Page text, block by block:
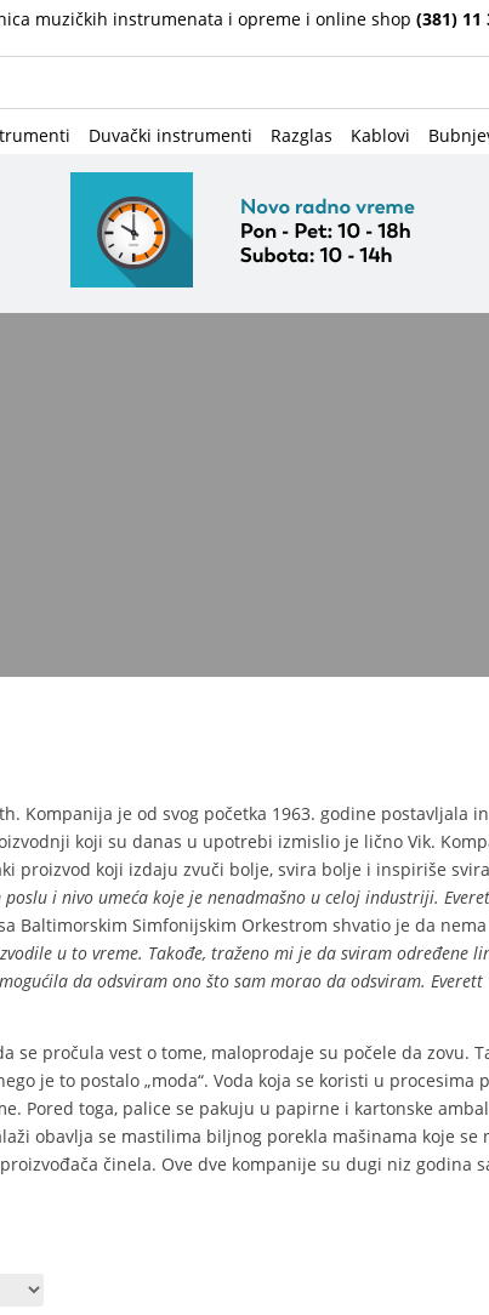
muzičkih instrumenata i opreme i online shop (381) 11
Duvački instrumenti Razglas Kablovi
Kompanija je od svog početka 1963. godine postavljala
koji su danas u upotrebi izmislio je lično Vik.
proizvod koji izdaju zvuči bolje, svira bolje i inspiriše
i nivo umeća koje je nenadmašno u celoj industriji.
Baltimorskim Simfonijskim Orkestrom shvatio je da
u to vreme. Takođe, traženo mi je da sviram
da odsviram ono što sam morao da odsviram. Everett
se pročula vest o tome, maloprodaje su počele da
je to postalo „moda“. Voda koja se koristi u
Pored toga, palice se pakuju u papirne i kartonske
obavlja se mastilima biljnog porekla mašinama koje
činela. Ove dve kompanije su dugi niz godina